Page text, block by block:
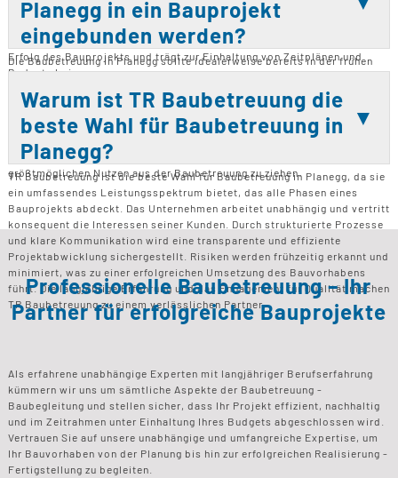
Dies sorgt für klare Absprachen und verhindert Missverständnisse.
Durch regelmäßige Meetings und Berichte bleibt der Bauherr stets
informiert. Eine strukturierte Kommunikation ist entscheidend für den
Erfolg des Bauprojekts und trägt zur Einhaltung von Zeitplänen und
Budgets bei.
Planegg in ein Bauprojekt
eingebunden werden?
Die Baubetreuung in Planegg sollte idealerweise bereits in der frühen
von Anfang an klare Strukturen und Ziele definiert werden. Eine
frühzeitige Einbindung ermöglicht eine umfassende Kontrolle und
Qualitätssicherung während der Bauphase. Besonders bei größeren
oder komplexen Projekten ist dies entscheidend. Auch bei Sanierungen
oder Umbauten ist eine frühzeitige Einbindung sinnvoll, um den
größtmöglichen Nutzen aus der Baubetreuung zu ziehen.
Warum ist TR Baubetreuung die
beste Wahl für Baubetreuung in
Planegg?
TR Baubetreuung ist die beste Wahl für Baubetreuung in Planegg, da sie
ein umfassendes Leistungsspektrum bietet, das alle Phasen eines
Bauprojekts abdeckt. Das Unternehmen arbeitet unabhängig und vertritt
konsequent die Interessen seiner Kunden. Durch strukturierte Prozesse
und klare Kommunikation wird eine transparente und effiziente
Projektabwicklung sichergestellt. Risiken werden frühzeitig erkannt und
minimiert, was zu einer erfolgreichen Umsetzung des Bauvorhabens
führt. Die langjährige Erfahrung und das Engagement für Qualität machen
TR Baubetreuung zu einem verlässlichen Partner.
Professionelle Baubetreuung – Ihr
Partner für erfolgreiche Bauprojekte
Als erfahrene unabhängige Experten mit langjähriger Berufserfahrung
kümmern wir uns um sämtliche Aspekte der Baubetreuung -
Baubegleitung und stellen sicher, dass Ihr Projekt effizient, nachhaltig
und im Zeitrahmen unter Einhaltung Ihres Budgets abgeschlossen wird.
Vertrauen Sie auf unsere unabhängige und umfangreiche Expertise, um
Ihr Bauvorhaben von der Planung bis hin zur erfolgreichen Realisierung -
Fertigstellung zu begleiten.